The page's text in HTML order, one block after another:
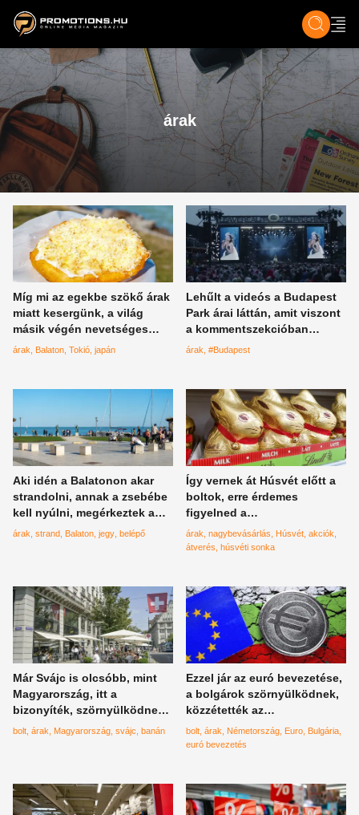
ZENE, FILM & KULT ÉLET TECH &
árak
Míg mi az egekbe szökő árak
miatt kesergünk, a világ
másik végén nevetséges
összegért árulják a magyarok
árak Balaton Tokió japán
Lehűlt a videós a Budapest
Park árai láttán, amit viszont
a kommentszekcióban
kapott, azt nem tette zsebre
árak #Budapest
Aki idén a Balatonon akar
strandolni, annak a zsebébe
kell nyúlni, megérkeztek a
pontos idei árak
árak strand Balaton jegy belépő
Így vernek át Húsvét előtt a
boltok, erre érdemes
figyelned a
nagybevásárláskor
árak nagybevásárlás Húsvét akciók
átverés húsvéti sonka
Már Svájc is olcsóbb, mint
Magyarország, itt a
bizonyíték, szörnyülködnek
a magyarok a videón
bolt árak Magyarország svájc banán
Ezzel jár az euró bevezetése,
a bolgárok szörnyülködnek,
közzétették az
áremelkedéseket
bolt árak Németország Euro Bulgária
euró bevezetés